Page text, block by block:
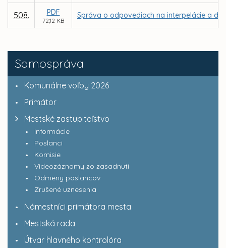
Samospráva
Komunálne voľby 2026
Primátor
Mestské zastupiteľstvo
Informácie
Poslanci
Komisie
Videozáznamy zo zasadnutí
Odmeny poslancov
Zrušené uznesenia
Námestníci primátora mesta
Mestská rada
Útvar hlavného kontrolóra
508. PDF
72,12 KB
Správa o odpovediach na interpelácie a